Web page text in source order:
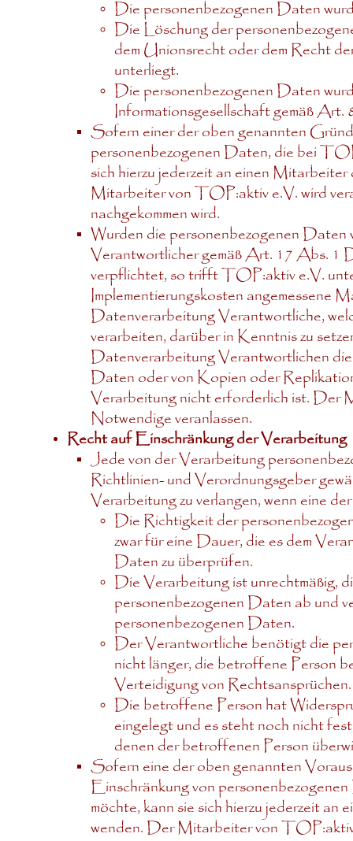
Die personenbezogenen Daten
Die Löschung der
dem Unionsrecht oder dem Recht
unterliegt.
Die personenbezogenen Daten
Informationsgesellschaft gemäß
Sofern einer der oben genannten
personenbezogenen Daten, die bei
sich hierzu jederzeit an einen
Mitarbeiter von TOP:aktiv e.V. wird
nachgekommen wird.
Wurden die personenbezogenen
Verantwortlicher gemäß Art. 17 Abs.
verpflichtet, so trifft TOP:aktiv e.V.
Implementierungskosten angemessene
Datenverarbeitung Verantwortliche,
verarbeiten, darüber in Kenntnis zu
Datenverarbeitung Verantwortlichen
Daten oder von Kopien oder
Verarbeitung nicht erforderlich ist. Der
Notwendige veranlassen.
Recht auf Einschränkung der Verarbeitung
Jede von der Verarbeitung
Richtlinien- und Verordnungsgeber
Verarbeitung zu verlangen, wenn eine
Die Richtigkeit der
zwar für eine Dauer, die es dem
Daten zu überprüfen.
Die Verarbeitung ist unrechtmäßig,
personenbezogenen Daten ab und
personenbezogenen Daten.
Der Verantwortliche benötigt die
nicht länger, die betroffene Person
Verteidigung von Rechtsansprüchen.
Die betroffene Person hat
eingelegt und es steht noch nicht
denen der betroffenen Person
Sofern eine der oben genannten
Einschränkung von
möchte, kann sie sich hierzu jederzeit
wenden. Der Mitarbeiter von